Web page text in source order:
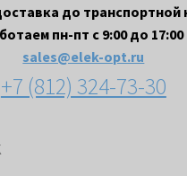
до транспортной
пн-пт с 9:00 до 17:00
sales@elek-opt.ru
+7 (812) 324-73-30